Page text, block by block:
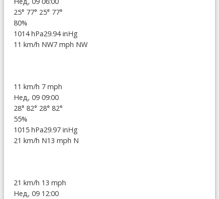
25° 77° 25° 77°
80%
1014 hPa29.94 inHg
11 km/h NW7 mph NW
11 km/h 7 mph
Нед, 09 09:00
28° 82° 28° 82°
55%
1015 hPa29.97 inHg
21 km/h N13 mph N
21 km/h 13 mph
Нед, 09 12:00